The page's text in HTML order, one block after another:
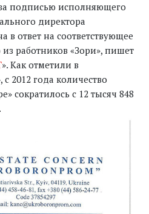
подписью исполняющего
директора
в ответ на соответствующее
работников «Зори», пишет
». Как отметили в
2012 года количество
сократилось с 12 тысяч 848